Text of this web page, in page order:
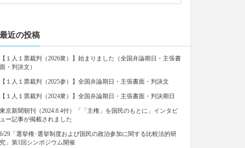
最近の投稿
【１人１票裁判（2026衆）】始まりました（全国弁論期日・主張書
面・判決文）
【１人１票裁判（2025参）】全国弁論期日・主張書面・判決文
【１人１票裁判（2024衆）】全国弁論期日・主張書面・判決期日
東京新聞朝刊（2024.8.4付）「「主権」を国民のもとに」インタビ
ュー記事が掲載されました
6/29「選挙権･選挙制度および国民の政治参加に関する比較法的研
究」第1回シンポジウム開催